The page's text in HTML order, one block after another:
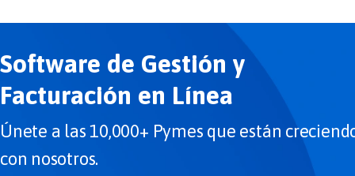
Software de Gestión y
Facturación en Línea
Únete a las 10,000+ Pymes que están
con nosotros.